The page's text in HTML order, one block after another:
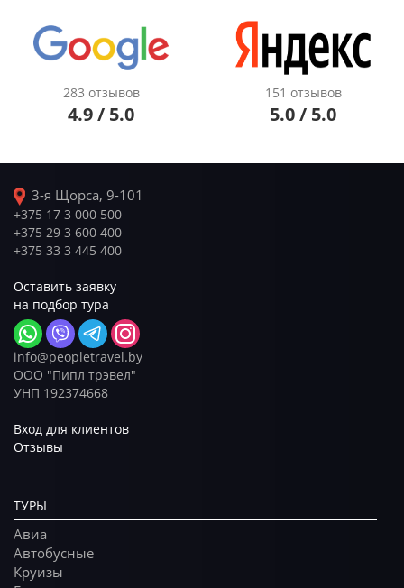
283 отзывов
4.9 / 5.0
151 отзывов
5.0 / 5.0
3-я Щорса, 9-101
+375 17 3 000 500
+375 29 3 600 400
+375 33 3 445 400
Оставить заявку
на подбор тура
info@peopletravel.by
ООО "Пипл трэвел"
УНП 192374668
Вход для клиентов
Отзывы
ТУРЫ
Авиа
Автобусные
Круизы